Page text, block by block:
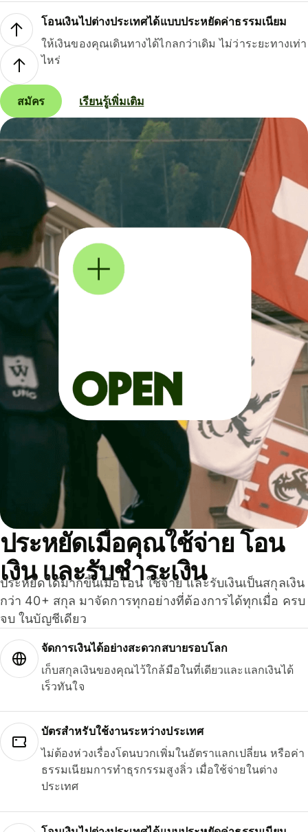
โอนเงินไปต่างประเทศได้แบบประหยัดค่าธรรมเนียม
ให้เงินของคุณเดินทางได้ไกลกว่าเดิม ไม่ว่าระยะทางเท่า
ไหร่
สมัคร เรียนรู้เพิ่มเติม
ประหยัดเมื่อคุณใช้จ่าย โอน
เงิน และรับชำระเงิน
ประหยัดได้มากขึ้นเมื่อโอน ใช้จ่าย และรับเงินเป็นสกุลเงิน
กว่า 40+ สกุล มาจัดการทุกอย่างที่ต้องการได้ทุกเมื่อ ครบ
จบ ในบัญชีเดียว
จัดการเงินได้อย่างสะดวกสบายรอบโลก
เก็บสกุลเงินของคุณไว้ใกล้มือในที่เดียวและแลกเงินได้
เร็วทันใจ
บัตรสำหรับใช้งานระหว่างประเทศ
ไม่ต้องห่วงเรื่องโดนบวกเพิ่มในอัตราแลกเปลี่ยน หรือค่า
ธรรมเนียมการทำธุรกรรมสูงลิ่ว เมื่อใช้จ่ายในต่าง
ประเทศ